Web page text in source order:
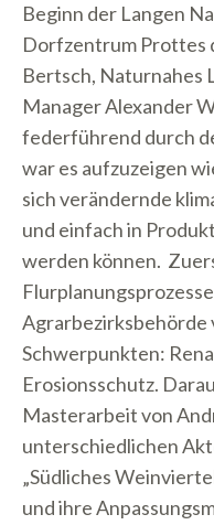
Beginn der Langen
Dorfzentrum Prottes
Bertsch, Naturnahes
Manager Alexander
federführend durch
war es aufzuzeigen
sich verändernde
und einfach in
werden können.
Agrarbezirksbehörde
Schwerpunkten:
Erosionsschutz.
Masterarbeit von
unterschiedlichen
„Südliches
und ihre